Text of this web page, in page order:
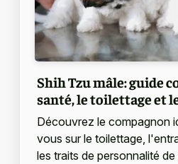
Shih Tzu mâle: guide
santé, le toilettage et
Découvrez le compagnon
vous sur le toilettage,
les traits de personnalité